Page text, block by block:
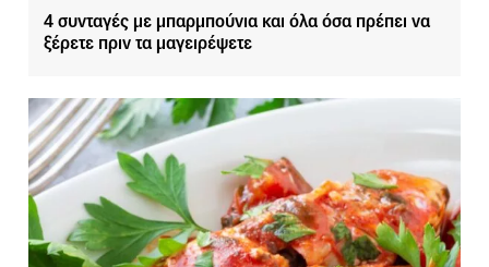
4 συνταγές με μπαρμπούνια και όλα όσα πρέπει να
ξέρετε πριν τα μαγειρέψετε